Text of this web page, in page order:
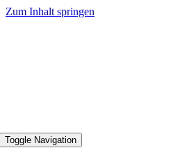
Zum Inhalt springen
Toggle Navigation